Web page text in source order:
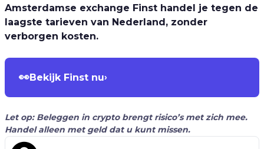
Amsterdamse exchange Finst handel je tegen de
laagste tarieven van Nederland, zonder
verborgen kosten.
👀Bekijk Finst nu›
Let op: Beleggen in crypto brengt risico’s met zich mee.
Handel alleen met geld dat u kunt missen.